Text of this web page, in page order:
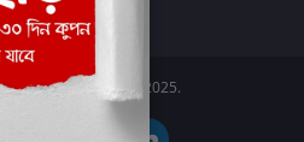
অর্ডার ট্র্যাকিং
All rights reserved 2025.